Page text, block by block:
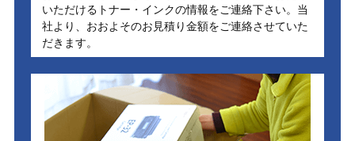
いただけるトナー・インクの情報をご連絡下さい。当
社より、おおよそのお見積り金額をご連絡させていた
だきます。